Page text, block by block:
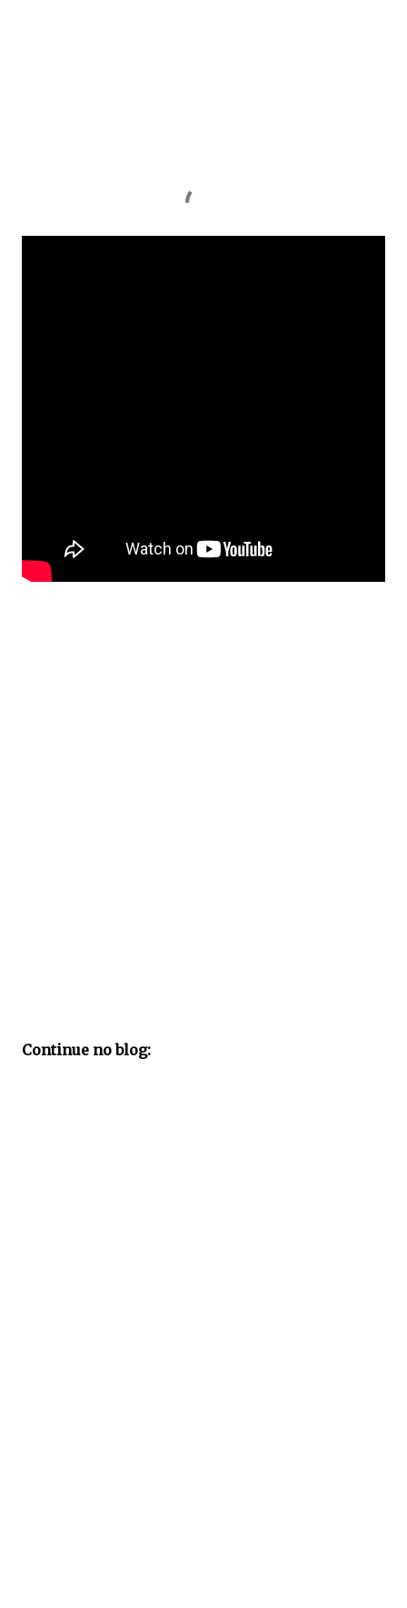
Continue no blog: